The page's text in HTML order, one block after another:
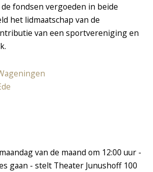
fondsen vergoeden in beide
het lidmaatschap van de
van een sportvereniging en
van de maand om 12:00 uur -
gaan - stelt Theater Junushoff 100